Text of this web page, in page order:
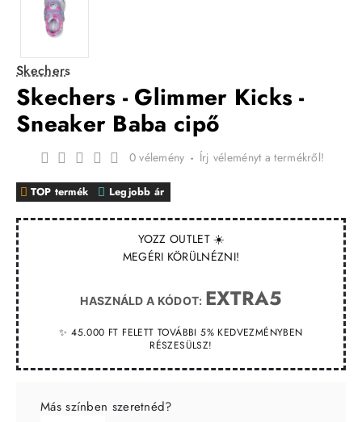
Skechers
Skechers - Glimmer Kicks -
Sneaker Baba cipő
YOZZ OUTLET ☀️
MEGÉRI KÖRÜLNÉZNI!
HASZNÁLD A KÓDOT: EXTRA5
✨ 45.000 FT FELETT TOVÁBBI 5% KEDVEZMÉNYBEN
RÉSZESÜLSZ!
TOP termék Legjobb ár
0 vélemény - Írj véleményt a termékről!
Más színben szeretnéd?